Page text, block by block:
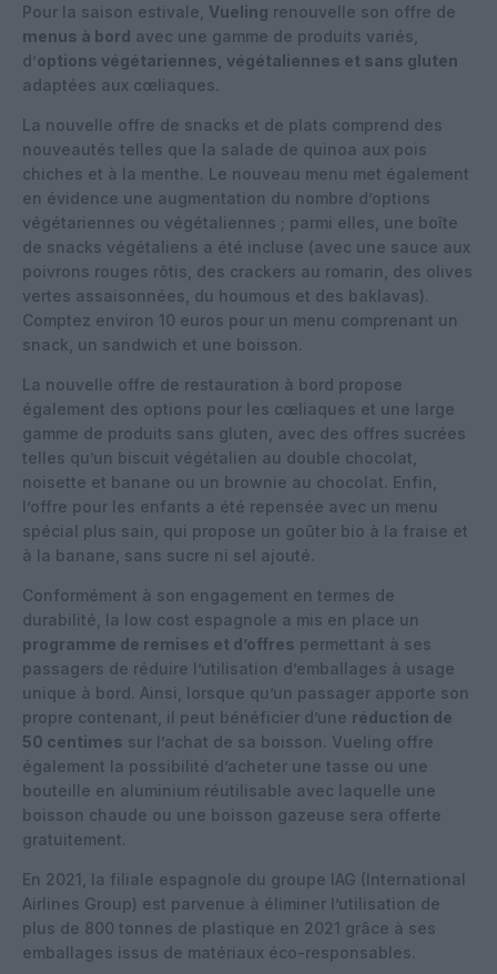
Pour la saison estivale, Vueling renouvelle son offre de
menus à bord avec une gamme de produits variés,
d’options végétariennes, végétaliennes et sans gluten
adaptées aux cœliaques.
La nouvelle offre de snacks et de plats comprend des
nouveautés telles que la salade de quinoa aux pois
chiches et à la menthe. Le nouveau menu met également
en évidence une augmentation du nombre d’options
végétariennes ou végétaliennes ; parmi elles, une boîte
de snacks végétaliens a été incluse (avec une sauce aux
poivrons rouges rôtis, des crackers au romarin, des olives
vertes assaisonnées, du houmous et des baklavas).
Comptez environ 10 euros pour un menu comprenant un
snack, un sandwich et une boisson.
La nouvelle offre de restauration à bord propose
également des options pour les cœliaques et une large
gamme de produits sans gluten, avec des offres sucrées
telles qu’un biscuit végétalien au double chocolat,
noisette et banane ou un brownie au chocolat. Enfin,
l’offre pour les enfants a été repensée avec un menu
spécial plus sain, qui propose un goûter bio à la fraise et
à la banane, sans sucre ni sel ajouté.
Conformément à son engagement en termes de
durabilité, la low cost espagnole a mis en place un
programme de remises et d’offres permettant à ses
passagers de réduire l’utilisation d’emballages à usage
unique à bord. Ainsi, lorsque qu’un passager apporte son
propre contenant, il peut bénéficier d’une réduction de
50 centimes sur l’achat de sa boisson. Vueling offre
également la possibilité d’acheter une tasse ou une
bouteille en aluminium réutilisable avec laquelle une
boisson chaude ou une boisson gazeuse sera offerte
gratuitement.
En 2021, la filiale espagnole du groupe IAG (International
Airlines Group) est parvenue à éliminer l’utilisation de
plus de 800 tonnes de plastique en 2021 grâce à ses
emballages issus de matériaux éco-responsables.